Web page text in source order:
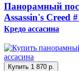
Панорамный
Assassin's Creed
Кредо ассасина
Купить 1 870 р.